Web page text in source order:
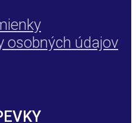
osobných údajov